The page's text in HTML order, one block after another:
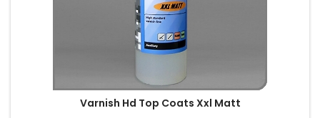
Varnish Hd Top Coats Xxl Matt